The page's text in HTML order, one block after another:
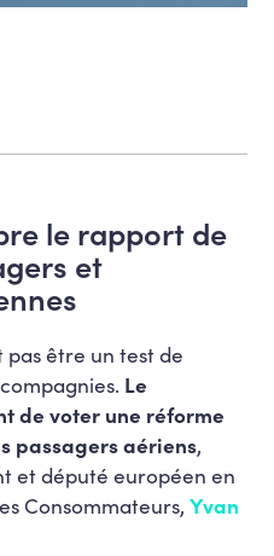
le rapport de
et
pas être un test de
Le
de voter une réforme
passagers aériens,
et député européen en
Consommateurs,Yvan